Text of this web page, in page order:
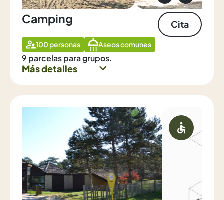
Camping Cita
100 personas Aseos comunes
9 parcelas para grupos.
Más detalles